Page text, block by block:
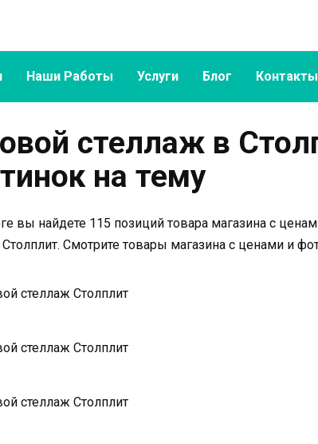
Наши Работы Услуги Блог Контакты
стеллаж в
на тему
вы найдете 115 позиций товара магазина с
Смотрите товары магазина с ценами и